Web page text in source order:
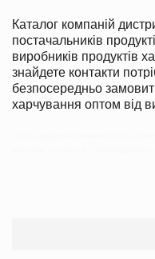
Каталог компаній
постачальників
виробників продуктів
знайдете контакти
безпосередньо
харчування оптом від